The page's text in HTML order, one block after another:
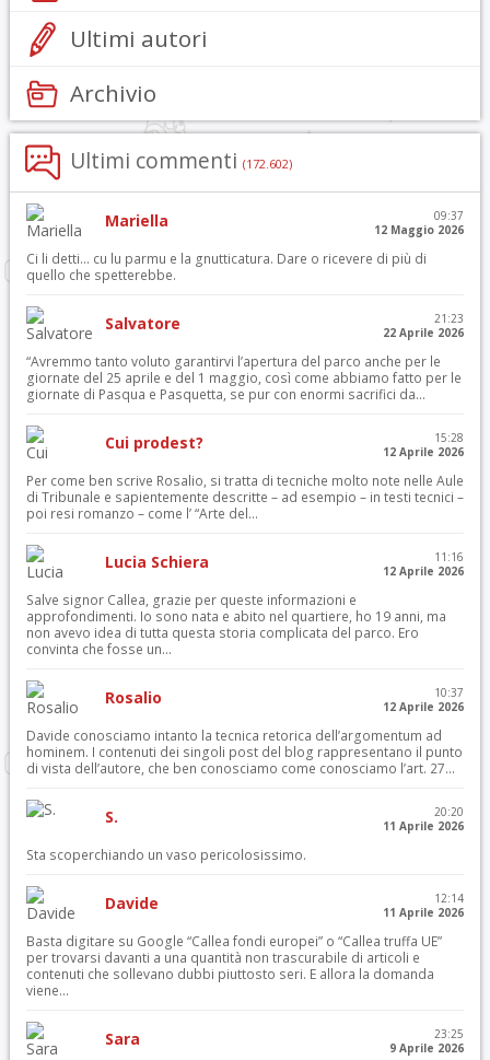
Ultimi autori
Archivio
Ultimi commenti (172.602)
Mariella
09:37
12 Maggio 2026
Ci li detti… cu lu parmu e la gnutticatura. Dare o ricevere di più di
quello che spetterebbe.
Salvatore
21:23
22 Aprile 2026
“Avremmo tanto voluto garantirvi l’apertura del parco anche per le
giornate del 25 aprile e del 1 maggio, così come abbiamo fatto per le
giornate di Pasqua e Pasquetta, se pur con enormi sacrifici da...
Cui prodest?
15:28
12 Aprile 2026
Per come ben scrive Rosalio, si tratta di tecniche molto note nelle Aule
di Tribunale e sapientemente descritte – ad esempio – in testi tecnici –
poi resi romanzo – come l’ “Arte del...
Lucia Schiera
11:16
12 Aprile 2026
Salve signor Callea, grazie per queste informazioni e
approfondimenti. Io sono nata e abito nel quartiere, ho 19 anni, ma
non avevo idea di tutta questa storia complicata del parco. Ero
convinta che fosse un...
Rosalio
10:37
12 Aprile 2026
Davide conosciamo intanto la tecnica retorica dell’argomentum ad
hominem. I contenuti dei singoli post del blog rappresentano il punto
di vista dell’autore, che ben conosciamo come conosciamo l’art. 27...
S.
20:20
11 Aprile 2026
Sta scoperchiando un vaso pericolosissimo.
Davide
12:14
11 Aprile 2026
Basta digitare su Google “Callea fondi europei” o “Callea truffa UE”
per trovarsi davanti a una quantità non trascurabile di articoli e
contenuti che sollevano dubbi piuttosto seri. E allora la domanda
viene...
Sara
23:25
9 Aprile 2026